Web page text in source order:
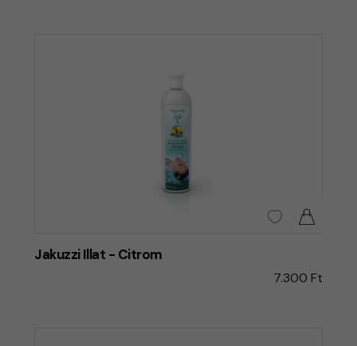
Jakuzzi Illat - Citrom
7.300 Ft